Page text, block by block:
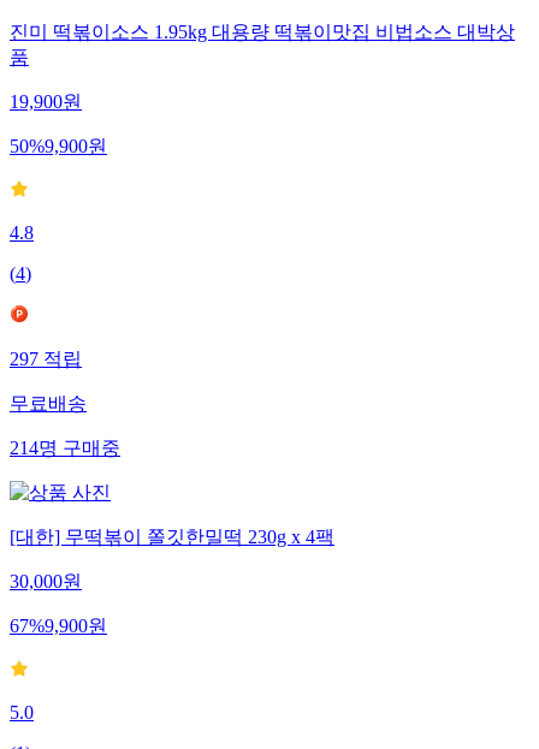
진미 떡볶이소스 1.95kg 대용량 떡볶이맛집 비법소스 대박상
품
19,900원
50%9,900원
4.8
(4)
297적립
무료배송
214명구매중
[대한] 무떡볶이 쫄깃한밀떡 230g x 4팩
30,000원
67%9,900원
5.0